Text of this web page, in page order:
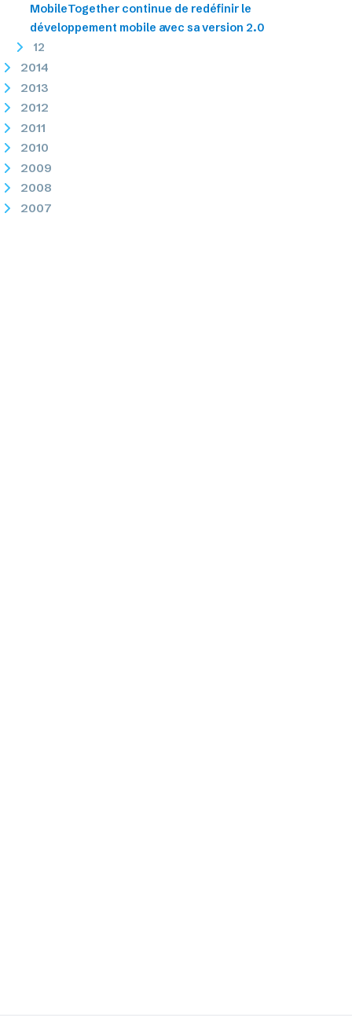
MobileTogether continue de redéfinir le
développement mobile avec sa version 2.0
12
2014
2013
2012
2011
2010
2009
2008
2007